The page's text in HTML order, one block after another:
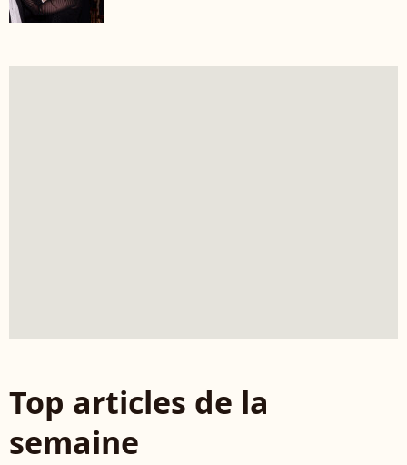
Top articles de la
semaine